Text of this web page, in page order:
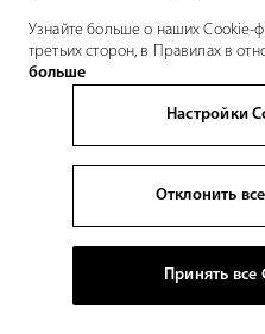
Узнайте больше о наших Cookie-
третьих сторон, в Правилах в
больше
Настройки
Отклонить
Принять